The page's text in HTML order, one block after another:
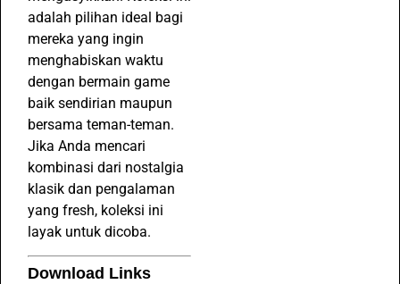
adalah pilihan ideal bagi
mereka yang ingin
menghabiskan waktu
dengan bermain game
baik sendirian maupun
bersama teman-teman.
Jika Anda mencari
kombinasi dari nostalgia
klasik dan pengalaman
yang fresh, koleksi ini
layak untuk dicoba.
Download Links